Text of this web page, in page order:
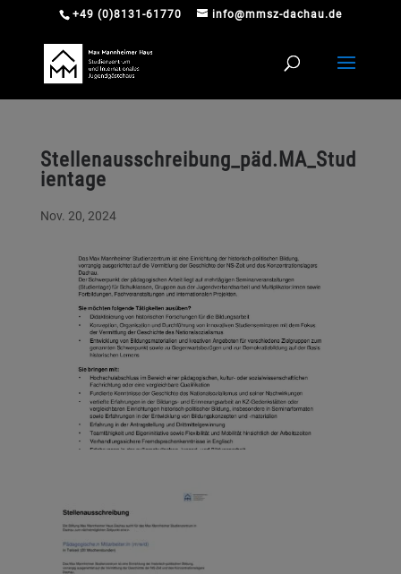
+49 (0)8131-61770 info@mmsz-dachau.de
Stellenausschreibung_päd.MA_Stud
ientage
Nov. 20, 2024